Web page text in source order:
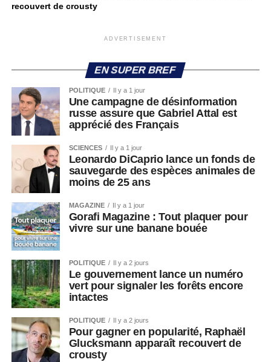
recouvert de crousty
ADVERTISEMENT
EN SUPER BREF
POLITIQUE Il y a 1 jour
Une campagne de désinformation
russe assure que Gabriel Attal est
apprécié des Français
SCIENCES Il y a 1 jour
Leonardo DiCaprio lance un fonds de
sauvegarde des espèces animales de
moins de 25 ans
MAGAZINE Il y a 1 jour
Gorafi Magazine : Tout plaquer pour
vivre sur une banane bouée
POLITIQUE Il y a 2 jours
Le gouvernement lance un numéro
vert pour signaler les forêts encore
intactes
POLITIQUE Il y a 2 jours
Pour gagner en popularité, Raphaël
Glucksmann apparaît recouvert de
crousty